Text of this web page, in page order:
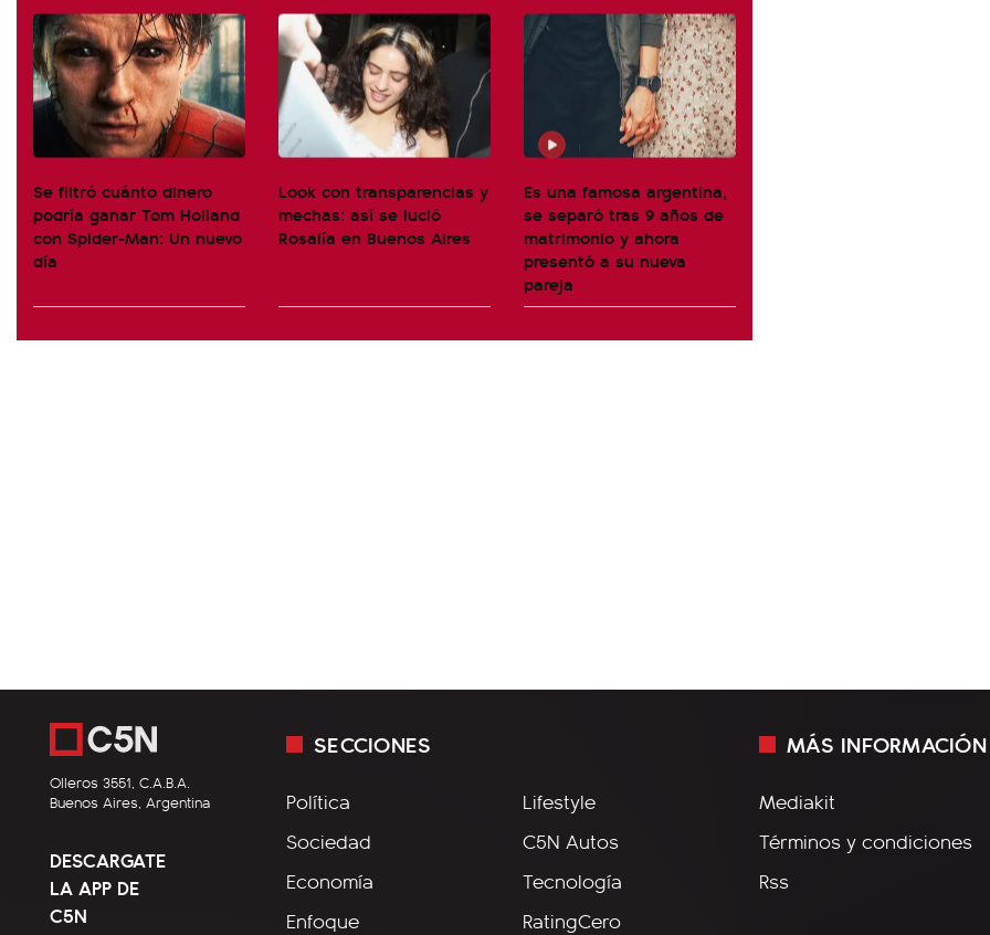
Se filtró cuánto dinero
podría ganar Tom Holland
con Spider-Man: Un nuevo
día
Look con transparencias y
mechas: así se lució
Rosalía en Buenos Aires
Es una famosa argentina,
se separó tras 9 años de
matrimonio y ahora
presentó a su nueva
pareja
Olleros 3551, C.A.B.A.
Buenos Aires, Argentina
DESCARGATE
LA APP DE
C5N
SECCIONES
Política
Sociedad
Economía
Enfoque
Lifestyle
C5N Autos
Tecnología
RatingCero
MÁS INFORMACIÓN
Mediakit
Términos y condiciones
Rss